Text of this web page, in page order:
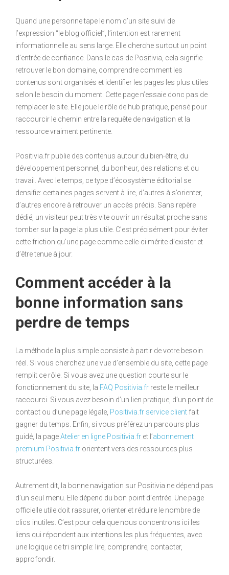
Quand une personne tape le nom d’un site suivi de
l’expression “le blog officiel”, l’intention est rarement
informationnelle au sens large. Elle cherche surtout un point
d’entrée de confiance. Dans le cas de Positivia, cela signifie
retrouver le bon domaine, comprendre comment les
contenus sont organisés et identifier les pages les plus utiles
selon le besoin du moment. Cette page n’essaie donc pas de
remplacer le site. Elle joue le rôle de hub pratique, pensé pour
raccourcir le chemin entre la requête de navigation et la
ressource vraiment pertinente.
Positivia.fr publie des contenus autour du bien-être, du
développement personnel, du bonheur, des relations et du
travail. Avec le temps, ce type d’écosystème éditorial se
densifie: certaines pages servent à lire, d’autres à s’orienter,
d’autres encore à retrouver un accès précis. Sans repère
dédié, un visiteur peut très vite ouvrir un résultat proche sans
tomber sur la page la plus utile. C’est précisément pour éviter
cette friction qu’une page comme celle-ci mérite d’exister et
d’être tenue à jour.
Comment accéder à la
bonne information sans
perdre de temps
La méthode la plus simple consiste à partir de votre besoin
réel. Si vous cherchez une vue d’ensemble du site, cette page
remplit ce rôle. Si vous avez une question courte sur le
fonctionnement du site, la FAQ Positivia.fr reste le meilleur
raccourci. Si vous avez besoin d’un lien pratique, d’un point de
contact ou d’une page légale, Positivia.fr service client fait
gagner du temps. Enfin, si vous préférez un parcours plus
guidé, la pageAtelier en ligne Positivia.fr et l’abonnement
premium Positivia.fr orientent vers des ressources plus
structurées.
Autrement dit, la bonne navigation sur Positivia ne dépend pas
d’un seul menu. Elle dépend du bon point d’entrée. Une page
officielle utile doit rassurer, orienter et réduire le nombre de
clics inutiles. C’est pour cela que nous concentrons ici les
liens qui répondent aux intentions les plus fréquentes, avec
une logique de tri simple: lire, comprendre, contacter,
approfondir.